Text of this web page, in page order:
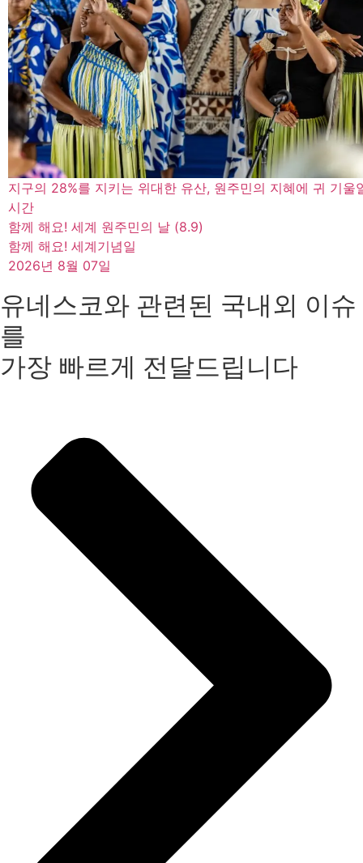
지구의 28%를 지키는 위대한 유산, 원주민의 지혜에 귀 기울
시간
함께 해요! 세계 원주민의 날 (8.9)
함께 해요! 세계기념일
2026년 8월 07일
유네스코와 관련된 국내외 이슈
를
가장 빠르게 전달드립니다